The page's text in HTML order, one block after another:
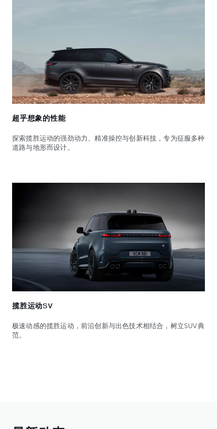
超乎想象的性能
探索揽胜运动的强劲动力、精准操控与创新科技，专为征服多种
道路与地形而设计。
揽胜运动SV
极速动感的揽胜运动，前沿创新与出色技术相结合，树立SUV典
范。